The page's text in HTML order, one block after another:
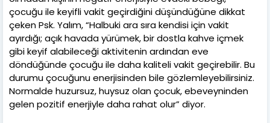
çocuğu ile keyifli vakit geçirdiğini düşündüğüne dikkat
çeken Psk. Yalım, “Halbuki ara sıra kendisi için vakit
ayırdığı; açık havada yürümek, bir dostla kahve içmek
gibi keyif alabileceği aktivitenin ardından eve
döndüğünde çocuğu ile daha kaliteli vakit geçirebilir. Bu
durumu çocuğunu enerjisinden bile gözlemleyebilirsiniz.
Normalde huzursuz, huysuz olan çocuk, ebeveyninden
gelen pozitif enerjiyle daha rahat olur” diyor.